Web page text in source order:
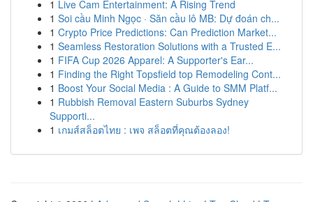
1 Live Cam Entertainment: A Rising Trend
1 Soi cầu Minh Ngọc · Săn cầu lô MB: Dự đoán ch...
1 Crypto Price Predictions: Can Prediction Market...
1 Seamless Restoration Solutions with a Trusted E...
1 FIFA Cup 2026 Apparel: A Supporter's Ear...
1 Finding the Right Topsfield top Remodeling Cont...
1 Boost Your Social Media : A Guide to SMM Platf...
1 Rubbish Removal Eastern Suburbs Sydney
Supporti...
1 เกมส์สล็อตไทย : เพจ สล็อตที่คุณต้องลอง!